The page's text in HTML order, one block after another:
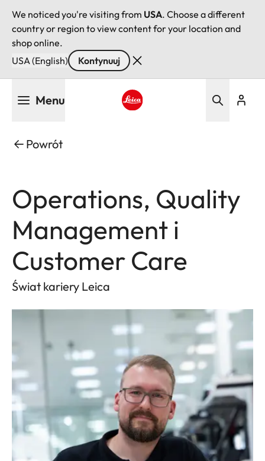
We noticed you're visiting from USA. Choose a different
country or region to view content for your location and
shop online.
USA (English)
Kontynuuj
Menu
Powrót
Operations, Quality
Management i
Customer Care
Świat kariery Leica